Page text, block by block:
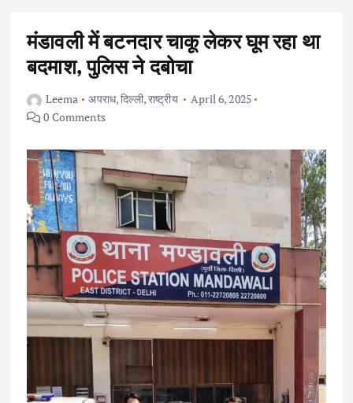
मंडावली में बटनदार चाकू लेकर घूम रहा था
बदमाश, पुलिस ने दबोचा
Leema अपराध,दिल्ली,राष्ट्रीय
April 6, 2025
0 Comments